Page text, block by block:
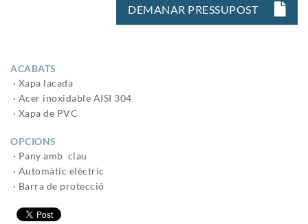
DEMANAR PRESSUPOST
ACABATS
· Xapa lacada
· Acer inoxidable AISI 304
· Xapa de PVC
OPCIONS
· Pany amb clau
· Automàtic elèctric
· Barra de protecció